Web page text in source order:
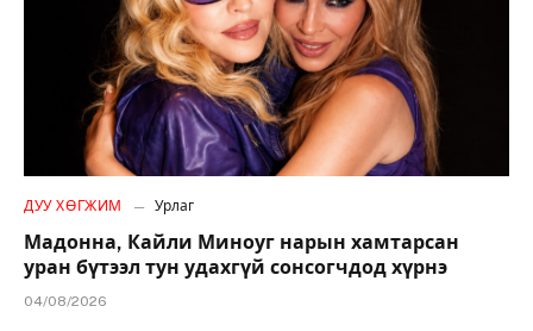
ДУУ ХӨГЖИМ Урлаг
Мадонна, Кайли Миноуг нарын хамтарсан
уран бүтээл тун удахгүй сонсогчдод хүрнэ
04/08/2026